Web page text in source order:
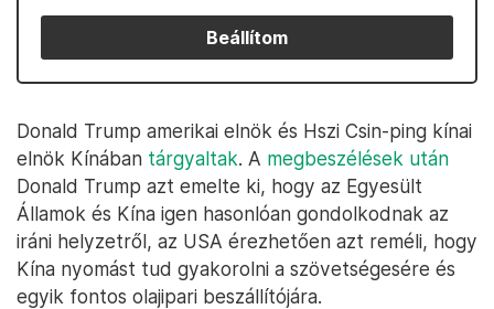
Beállítom
Donald Trump amerikai elnök és Hszi Csin-ping kínai
elnök Kínában tárgyaltak. A megbeszélések után
Donald Trump azt emelte ki, hogy az Egyesült
Államok és Kína igen hasonlóan gondolkodnak az
iráni helyzetről, az USA érezhetően azt reméli, hogy
Kína nyomást tud gyakorolni a szövetségesére és
egyik fontos olajipari beszállítójára.